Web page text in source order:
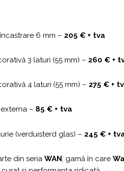
6 mm – 205 € + tva
3 laturi (55 mm) – 260 € +
4 laturi (55 mm) – 275 € +
– 85 € + tva
(verduisterd glas) – 245 € +
din seriaWAN, gamă în care